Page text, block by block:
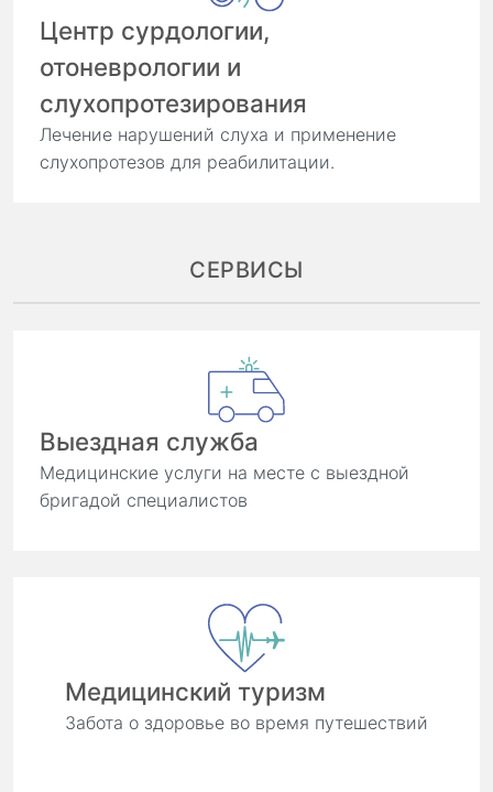
Центр сурдологии,
отоневрологии и
слухопротезирования
Лечение нарушений слуха и применение
слухопротезов для реабилитации.
СЕРВИСЫ
Выездная служба
Медицинские услуги на месте с выездной
бригадой специалистов
Медицинский туризм
Забота о здоровье во время путешествий